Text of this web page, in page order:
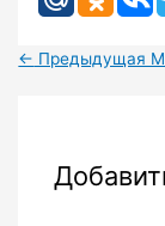
← Предыдущая